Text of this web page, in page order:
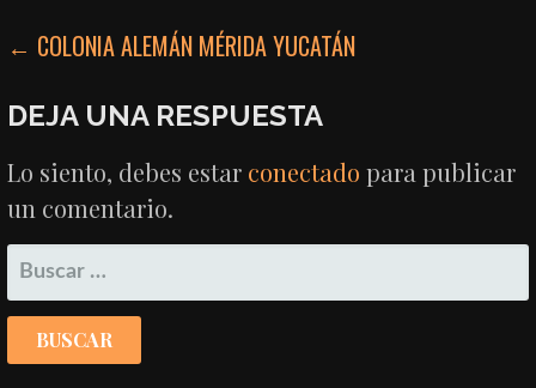
NAVEGACIÓN
DE
ENTRADAS
← COLONIA ALEMÁN MÉRIDA YUCATÁN
DEJA UNA RESPUESTA
Lo siento, debes estar conectado para publicar
un comentario.
BUSCAR: